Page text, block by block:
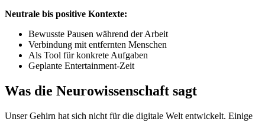
Neutrale bis positive Kontexte:
Bewusste Pausen während der Arbeit
Verbindung mit entfernten Menschen
Als Tool für konkrete Aufgaben
Geplante Entertainment-Zeit
Was die Neurowissenschaft sagt
Unser Gehirn hat sich nicht für die digitale Welt entwickelt. Einige